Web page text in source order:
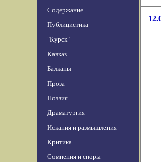
Содержание
Публицистика
"Курск"
Кавказ
Балканы
Проза
Поэзия
Драматургия
Искания и размышления
Критика
Сомнения и споры